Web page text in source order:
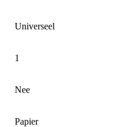
Universeel
1
Nee
Papier